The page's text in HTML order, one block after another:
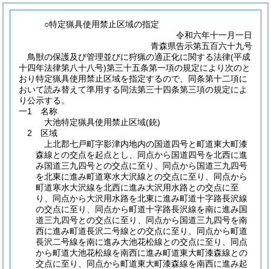
○特定猟具使用禁止区域の指定
令和六年十一月一日
青森県告示第五百六十九号
鳥獣の保護及び管理並びに狩猟の適正化に関する法律(平成
十四年法律第八十八号)第三十五条第一項の規定により次のと
おり特定猟具使用禁止区域を指定するので、同条第十二項に
おいて読み替えて準用する同法第三十四条第三項の規定によ
り公示する。
一1 名称
大池特定猟具使用禁止区域(銃)
2 区域
上北郡七戸町字影津内地内の国道四号と町道東大町漆
森線との交点を起点とし、同点から国道四号を北西に進
み国道三九四号との交点に至り、同点から国道三九四号
を北東に進み町道寒水大沢線との交点に至り、同点から
町道寒水大沢線を北西に進み大沢用水路との交点に至
り、同点から大沢用水路を北東に進み町道十字路長沢線
の交点に至り、同点から町道十字路長沢線を南に進み国
道三九四号との交点に至り、同点から国道三九四号を南
西に進み町道長沢二号線との交点に至り、同点から町道
長沢二号線を南に進み大池花松線との交点に至り、同点
から町道大池花松線を南西に進み町道東大町漆森線との
交点に至り、同点から町道東大町漆森線を南西に進み起